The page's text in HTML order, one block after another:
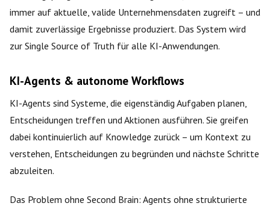
immer auf aktuelle, valide Unternehmensdaten zugreift – und
damit zuverlässige Ergebnisse produziert. Das System wird
zur Single Source of Truth für alle KI-Anwendungen.
KI-Agents & autonome Workflows
KI-Agents sind Systeme, die eigenständig Aufgaben planen,
Entscheidungen treffen und Aktionen ausführen. Sie greifen
dabei kontinuierlich auf Knowledge zurück – um Kontext zu
verstehen, Entscheidungen zu begründen und nächste Schritte
abzuleiten.
Das Problem ohne Second Brain: Agents ohne strukturierte